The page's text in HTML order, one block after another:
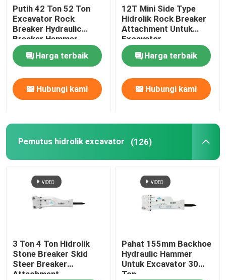
Bagian Pemutus Hidrolik
Bucket Penghancur Excavator
penghancur beton
Pulverizer Hidrolik
Mesin Ekskavator Bekas
Putih 42 Ton 52 Ton
Excavator Rock
Breaker Hydraulic
Breaker Hammer
Harga terbaik
Hubungi kami
12T Mini Side Type
Hidrolik Rock Breaker
Attachment Untuk
Excavator
Harga terbaik
Hubungi kami
Pemutus hidrolik excavator (126)
3 Ton 4 Ton Hidrolik
Stone Breaker Skid
Steer Breaker
Attachment
Pahat 155mm Backhoe
Hydraulic Hammer
Untuk Excavator 30
Ton